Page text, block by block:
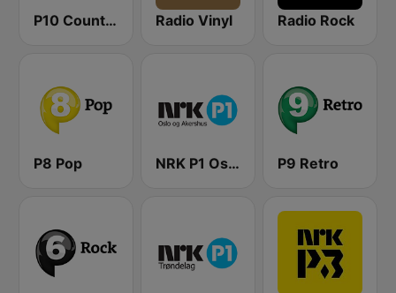
P10 Country Radio Vinyl Radio Rock
P8 Pop NRK P1 Oslo og Akershus P9 Retro